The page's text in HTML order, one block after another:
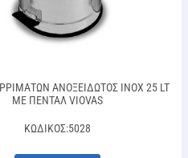
ΑΝΟΞΕΙΔΩΤΟΣ ΙΝΟΧ 25 LT
ΜΕ ΠΕΝΤΑΛ VIOVAS
ΚΩΔΙΚΌΣ:5028